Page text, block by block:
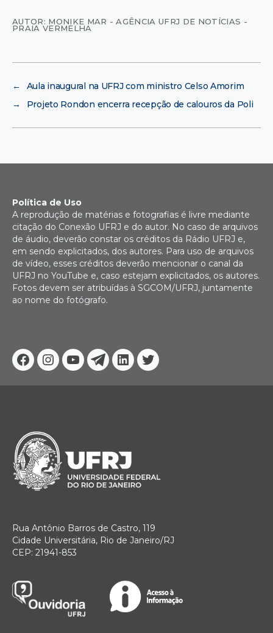
AUTOR: MONIKE MAR - AGÊNCIA UFRJ DE NOTÍCIAS -
PRAIA VERMELHA
←
Aula inaugural na UFRJ com ministro Celso Amorim
→
Projeto Rondon encerra recepção de calouros da Poli
Facebook
Instagram
YoutubeTelegram
Linkedin
Twitter
Política de Uso
A reprodução de matérias e fotografias é livre mediante
citação do Conexão UFRJ e do autor. No caso de arquivos
de áudio, deverão constar os créditos da Rádio UFRJ e,
em sendo explicitados, dos autores. Para uso de arquivos
de vídeo, esses créditos deverão mencionar o canal da
UFRJ no YouTube e, caso estejam explicitados, os autores.
Fotos devem ser atribuídas à SGCOM/UFRJ, juntamente
ao nome do fotógrafo.
Rua Antônio Barros de Castro, 119
Cidade Universitária, Rio de Janeiro/RJ
CEP: 21941-853